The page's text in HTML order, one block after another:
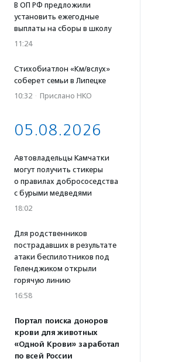
В ОП РФ предложили
установить ежегодные
выплаты на сборы в школу
11:24
Стихобиатлон «Км/вслух»
соберет семьи в Липецке
10:32 · Прислано НКО
05.08.2026
Автовладельцы Камчатки
могут получить стикеры
о правилах добрососедства
с бурыми медведями
18:02
Для родственников
пострадавших в результате
атаки беспилотников под
Геленджиком открыли
горячую линию
16:58
Портал поиска доноров
крови для животных
«Одной Крови» заработал
по всей России